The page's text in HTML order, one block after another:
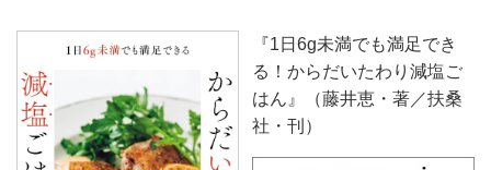
『1日6g未満でも満足でき
る！からだいたわり減塩ご
はん』（藤井恵・著／扶桑
社・刊）